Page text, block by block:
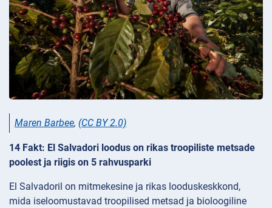
Maren Barbee, (CC BY 2.0)
14 Fakt: El Salvadori loodus on rikas troopiliste metsade
poolest ja riigis on 5 rahvusparki
El Salvadoril on mitmekesine ja rikas looduskeskkond,
mida iseloomustavad troopilised metsad ja bioloogiline